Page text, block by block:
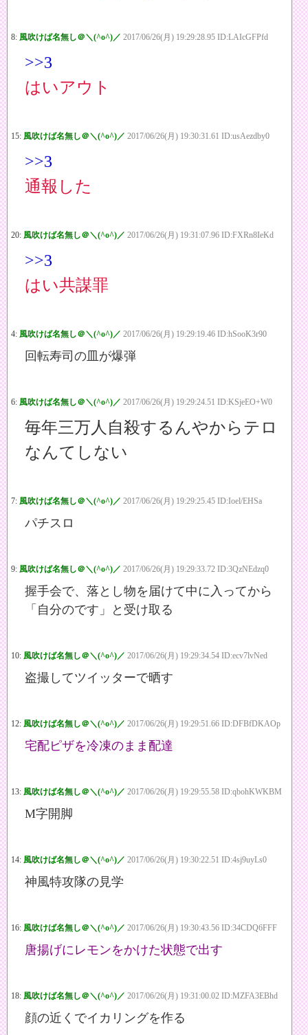
8: 風吹けば名無し＠＼(^o^)／ 2017/06/26(月) 19:29:28.95 ID:LAIcGFPfd
>>3
はいアウト
15: 風吹けば名無し＠＼(^o^)／ 2017/06/26(月) 19:30:31.61 ID:usAezdby0
>>3
通報した
20: 風吹けば名無し＠＼(^o^)／ 2017/06/26(月) 19:31:07.96 ID:FXRn8IeKd
>>3
はい共謀罪
4: 風吹けば名無し＠＼(^o^)／ 2017/06/26(月) 19:29:19.46 ID:hSooK3r90
回転寿司の皿が爆弾
6: 風吹けば名無し＠＼(^o^)／ 2017/06/26(月) 19:29:24.51 ID:KSjeEO+W0
毎年三万人自殺するんやからテロ
なんてしない
7: 風吹けば名無し＠＼(^o^)／ 2017/06/26(月) 19:29:25.45 ID:Ioel/EHSa
パチスロ
9: 風吹けば名無し＠＼(^o^)／ 2017/06/26(月) 19:29:33.72 ID:3QzNEdzq0
握手会で、落とし物を届けて中に入ってから
「自分のです」と受け取る
10: 風吹けば名無し＠＼(^o^)／ 2017/06/26(月) 19:29:34.54 ID:ecv7lvNed
盗撮してツイッターで晒す
12: 風吹けば名無し＠＼(^o^)／ 2017/06/26(月) 19:29:51.66 ID:DFBfDKAOp
宅配ピザを冷凍のまま配達
13: 風吹けば名無し＠＼(^o^)／ 2017/06/26(月) 19:29:55.58 ID:qbohKWKBM
M字開脚
14: 風吹けば名無し＠＼(^o^)／ 2017/06/26(月) 19:30:22.51 ID:4sj9uyLs0
神風特攻隊の見学
16: 風吹けば名無し＠＼(^o^)／ 2017/06/26(月) 19:30:43.56 ID:34CDQ6FFF
唐揚げにレモンをかけた状態で出す
18: 風吹けば名無し＠＼(^o^)／ 2017/06/26(月) 19:31:00.02 ID:MZFA3EBhd
顔の近くでイカリングを作る